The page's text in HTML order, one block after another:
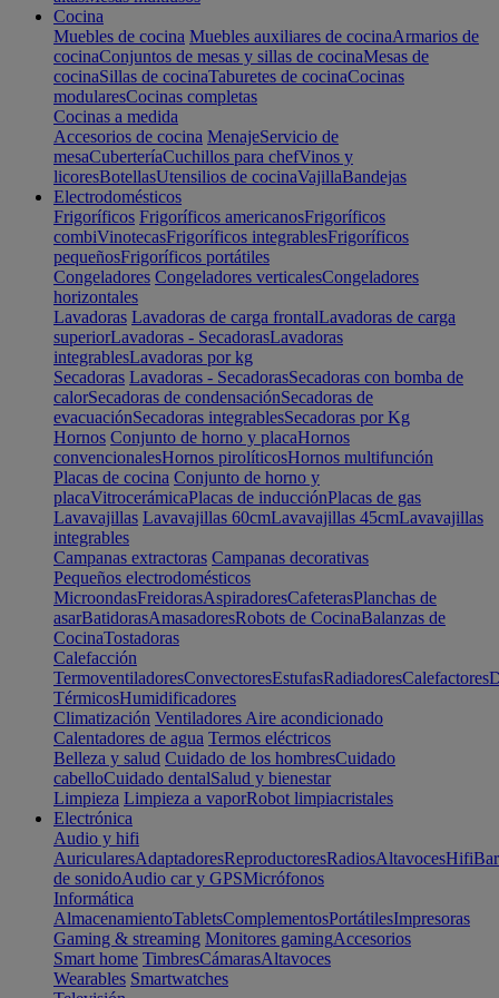
Cocina
Muebles de cocina Muebles auxiliares de cocinaArmarios de
cocinaConjuntos de mesas y sillas de cocinaMesas de
cocinaSillas de cocinaTaburetes de cocinaCocinas
modularesCocinas completas
Cocinas a medida
Accesorios de cocina MenajeServicio de
mesaCuberteríaCuchillos para chefVinos y
licoresBotellasUtensilios de cocinaVajillaBandejas
Electrodomésticos
Frigoríficos Frigoríficos americanosFrigoríficos
combiVinotecasFrigoríficos integrablesFrigoríficos
pequeñosFrigoríficos portátiles
Congeladores Congeladores verticalesCongeladores
horizontales
Lavadoras Lavadoras de carga frontalLavadoras de carga
superiorLavadoras - SecadorasLavadoras
integrablesLavadoras por kg
Secadoras Lavadoras - SecadorasSecadoras con bomba de
calorSecadoras de condensaciónSecadoras de
evacuaciónSecadoras integrablesSecadoras por Kg
Hornos Conjunto de horno y placaHornos
convencionalesHornos pirolíticosHornos multifunción
Placas de cocina Conjunto de horno y
placaVitrocerámicaPlacas de inducciónPlacas de gas
Lavavajillas Lavavajillas 60cmLavavajillas 45cmLavavajillas
integrables
Campanas extractoras Campanas decorativas
Pequeños electrodomésticos
MicroondasFreidorasAspiradoresCafeterasPlanchas de
asarBatidorasAmasadoresRobots de CocinaBalanzas de
CocinaTostadoras
Calefacción
TermoventiladoresConvectoresEstufasRadiadoresCalefactores
TérmicosHumidificadores
Climatización Ventiladores Aire acondicionado
Calentadores de agua Termos eléctricos
Belleza y salud Cuidado de los hombresCuidado
cabelloCuidado dentalSalud y bienestar
Limpieza Limpieza a vaporRobot limpiacristales
Electrónica
Audio y hifi
AuricularesAdaptadoresReproductoresRadiosAltavocesHifi
de sonidoAudio car y GPSMicrófonos
Informática
AlmacenamientoTabletsComplementosPortátilesImpresoras
Gaming & streaming Monitores gamingAccesorios
Smart home TimbresCámarasAltavoces
Wearables Smartwatches